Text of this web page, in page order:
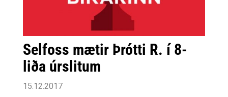
Selfoss mætir Þrótti R. í 8-
liða úrslitum
15.12.2017